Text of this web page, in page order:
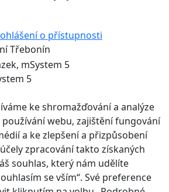
o přístupnosti
Třebonín
5
ke shromažďování a analýze
webu, zajištění fungování
a ke zlepšení a přizpůsobení
zpracování takto získaných
souhlas, který nám udělíte
se vším“. Své preference